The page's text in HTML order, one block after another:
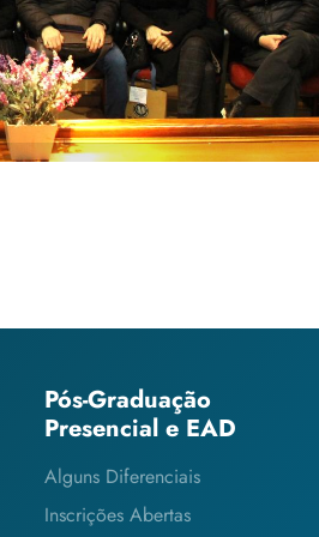
Pós-Graduação
Presencial e EAD
Alguns Diferenciais
Inscrições Abertas